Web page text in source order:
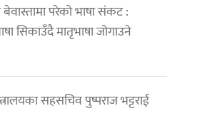
परेको भाषा संकट :
सिकाउँदै मातृभाषा जोगाउने
सहसचिव पुष्पराज भट्टराई